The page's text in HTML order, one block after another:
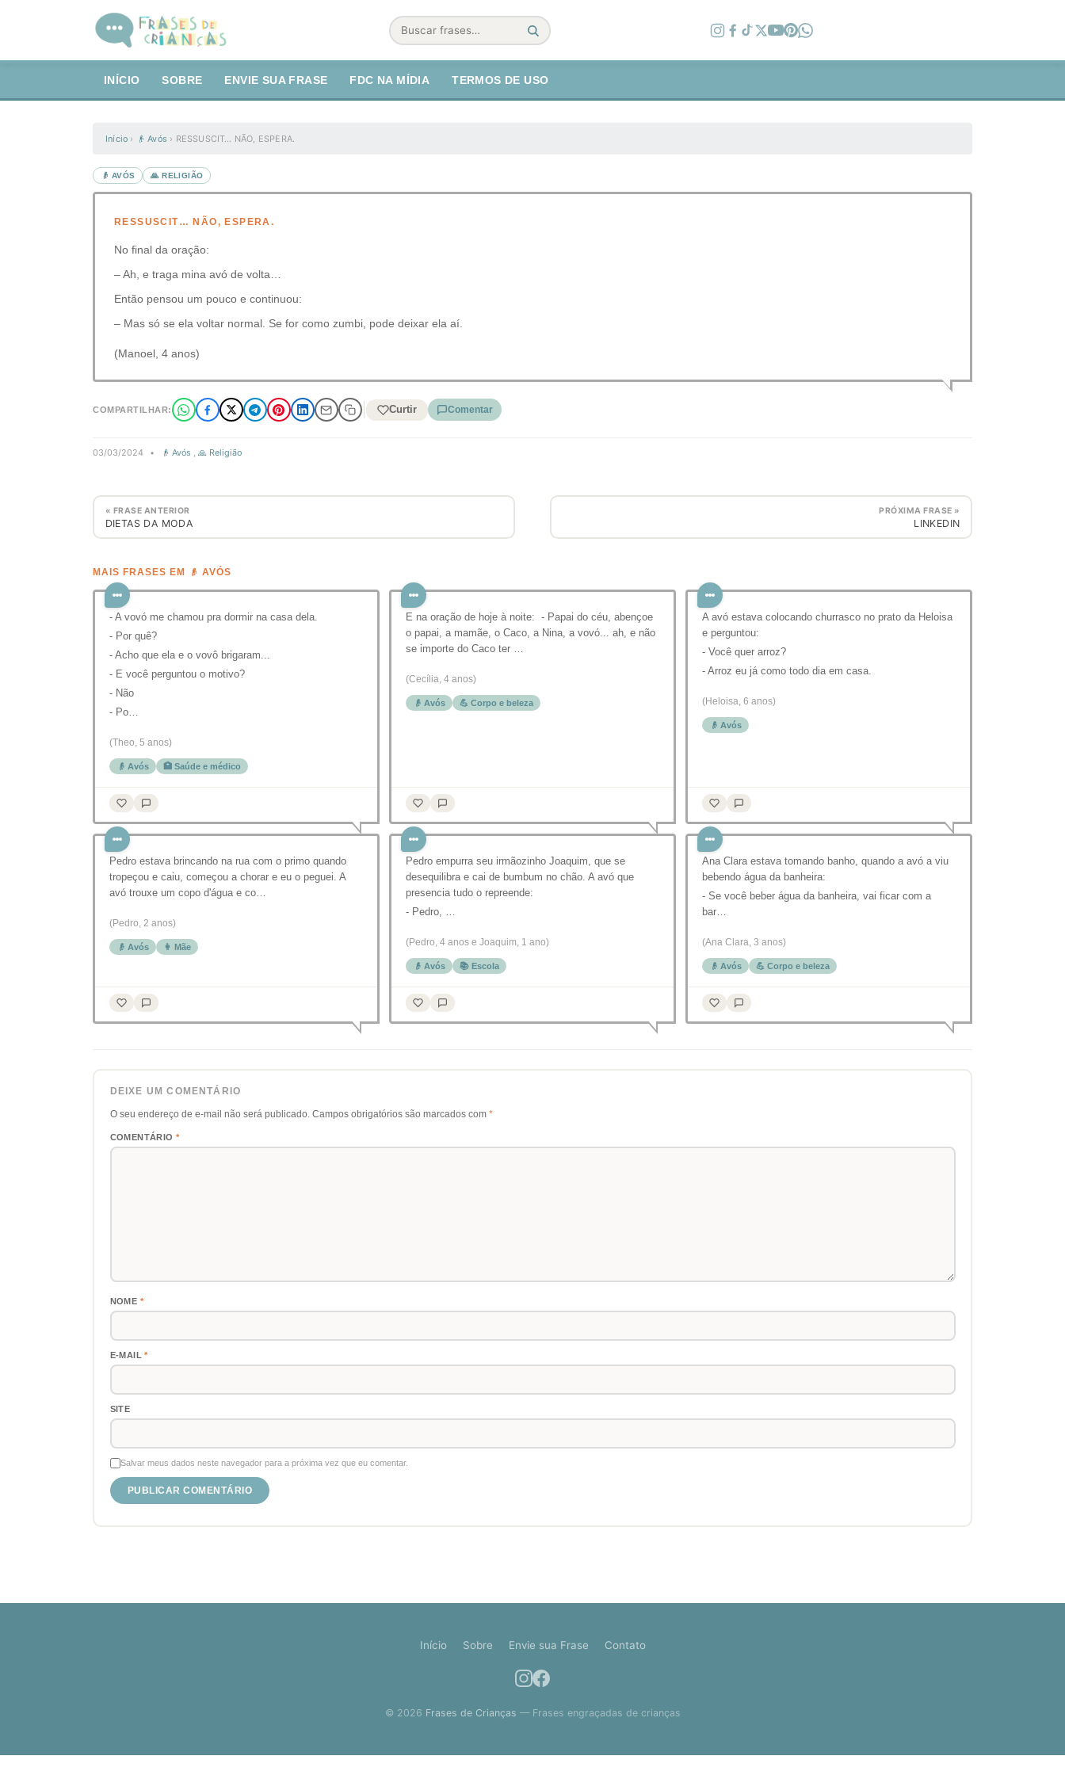
Buscar
INÍCIO SOBRE ENVIE SUA FRASE FDC NA MÍDIA TERMOS DE USO
Início › 👴 Avós › RESSUSCIT… NÃO, ESPERA.
👴 AVÓS 🙏 RELIGIÃO
RESSUSCIT… NÃO, ESPERA.
No final da oração:
– Ah, e traga mina avó de volta…
Então pensou um pouco e continuou:
– Mas só se ela voltar normal. Se for como zumbi, pode deixar ela aí.
(Manoel, 4 anos)
COMPARTILHAR: Curtir Comentar
03/03/2024 • 👴 Avós , 🙏 Religião
« FRASE ANTERIOR
DIETAS DA MODA
PRÓXIMA FRASE »
LINKEDIN
MAIS FRASES EM 👴 AVÓS
- A vovó me chamou pra dormir na casa dela.
- Por quê?
- Acho que ela e o vovô brigaram...
- E você perguntou o motivo?
- Não
- Po…
(Theo, 5 anos)
👴 Avós 🏥 Saúde e médico
E na oração de hoje à noite: - Papai do céu, abençoe
o papai, a mamãe, o Caco, a Nina, a vovó... ah, e não
se importe do Caco ter …
(Cecília, 4 anos)
👴 Avós 💪 Corpo e beleza
A avó estava colocando churrasco no prato da Heloisa
e perguntou:
- Você quer arroz?
- Arroz eu já como todo dia em casa.
(Heloisa, 6 anos)
👴 Avós
Pedro estava brincando na rua com o primo quando
tropeçou e caiu, começou a chorar e eu o peguei. A
avó trouxe um copo d'água e co…
(Pedro, 2 anos)
👴 Avós 👩 Mãe
Pedro empurra seu irmãozinho Joaquim, que se
desequilibra e cai de bumbum no chão. A avó que
presencia tudo o repreende:
- Pedro, …
(Pedro, 4 anos e Joaquim, 1 ano)
👴 Avós 📚 Escola
Ana Clara estava tomando banho, quando a avó a viu
bebendo água da banheira:
- Se você beber água da banheira, vai ficar com a
bar…
(Ana Clara, 3 anos)
👴 Avós 💪 Corpo e beleza
DEIXE UM COMENTÁRIO
O seu endereço de e-mail não será publicado. Campos obrigatórios são marcados com *
COMENTÁRIO *
NOME *
E-MAIL*
SITE
Salvar meus dados neste navegador para a próxima vez que eu comentar.
Início Sobre Envie sua Frase Contato
© 2026 Frases de Crianças — Frases engraçadas de crianças